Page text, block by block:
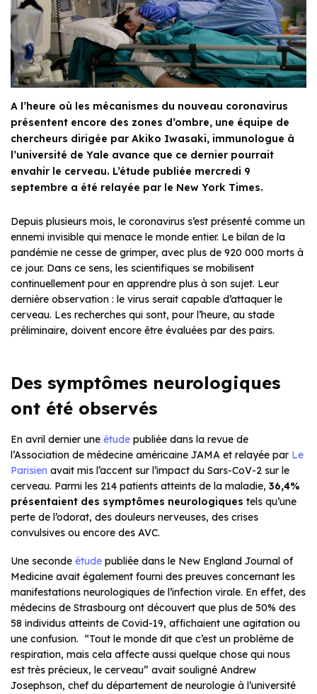
A l’heure où les mécanismes du nouveau coronavirus
présentent encore des zones d’ombre, une équipe de
chercheurs dirigée par Akiko Iwasaki, immunologue à
l’université de Yale avance que ce dernier pourrait
envahir le cerveau. L’étude publiée mercredi 9
septembre a été relayée par le New York Times.
Depuis plusieurs mois, le coronavirus s’est présenté comme un
ennemi invisible qui menace le monde entier. Le bilan de la
pandémie ne cesse de grimper, avec plus de 920 000 morts à
ce jour. Dans ce sens, les scientifiques se mobilisent
continuellement pour en apprendre plus à son sujet. Leur
dernière observation : le virus serait capable d’attaquer le
cerveau. Les recherches qui sont, pour l’heure, au stade
préliminaire, doivent encore être évaluées par des pairs.
Des symptômes neurologiques
ont été observés
En avril dernier une étude publiée dans la revue de
l’Association de médecine américaine JAMA et relayée par Le
Parisien avait mis l’accent sur l’impact du Sars-CoV-2 sur le
cerveau. Parmi les 214 patients atteints de la maladie, 36,4%
présentaient des symptômes neurologiques tels qu’une
perte de l’odorat, des douleurs nerveuses, des crises
convulsives ou encore des AVC.
Une seconde étude publiée dans le New England Journal of
Medicine avait également fourni des preuves concernant les
manifestations neurologiques de l’infection virale. En effet, des
médecins de Strasbourg ont découvert que plus de 50% des
58 individus atteints de Covid-19, affichaient une agitation ou
une confusion. “Tout le monde dit que c’est un problème de
respiration, mais cela affecte aussi quelque chose qui nous
est très précieux, le cerveau” avait souligné Andrew
Josephson, chef du département de neurologie à l’université